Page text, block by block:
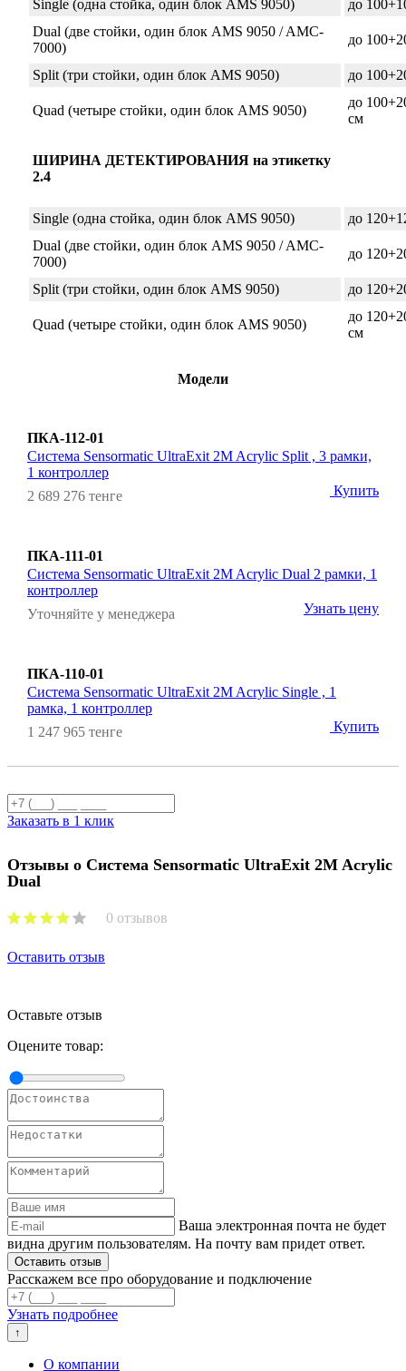
Single (одна стойка, один блок AMS 9050)
до
Dual (две стойки, один блок AMS 9050 / AMC-
7000)
до
Split (три стойки, один блок AMS 9050) до
Quad (четыре стойки, один блок AMS 9050)
до
см
ШИРИНА ДЕТЕКТИРОВАНИЯ на этикетку
2.4
Single (одна стойка, один блок AMS 9050)
до
Dual (две стойки, один блок AMS 9050 / AMC-
7000)
до
Split (три стойки, один блок AMS 9050) до
Quad (четыре стойки, один блок AMS 9050)
до
см
Модели
ПКА-112-01
Система Sensormatic UltraExit 2M Acrylic Split , 3 рамки,
1 контроллер
2 689 276 тенге
Купить
ПКА-111-01
Система Sensormatic UltraExit 2M Acrylic Dual 2 рамки, 1
контроллер
Уточняйте у менеджера
Узнать цену
ПКА-110-01
Система Sensormatic UltraExit 2M Acrylic Single , 1
рамка, 1 контроллер
1 247 965 тенге
Купить
Заказать в 1 клик
Отзывы о Система Sensormatic UltraExit 2M Acrylic
Dual
0 отзывов
Оставить отзыв
Оставьте отзыв
Оцените товар:
Ваша электронная почта не будет
видна другим пользователям. На почту вам придет ответ.
Расскажем все про оборудование и подключение
Узнать подробнее
↑
О компании